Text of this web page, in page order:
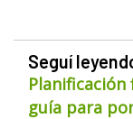
Seguí
Planificación
guía para